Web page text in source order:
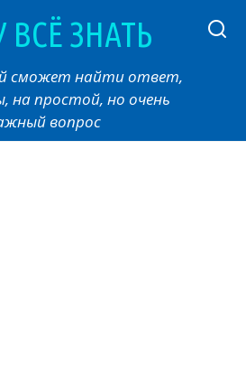
ВСЁ ЗНАТЬ
сможет найти ответ,
на простой, но очень
вопрос